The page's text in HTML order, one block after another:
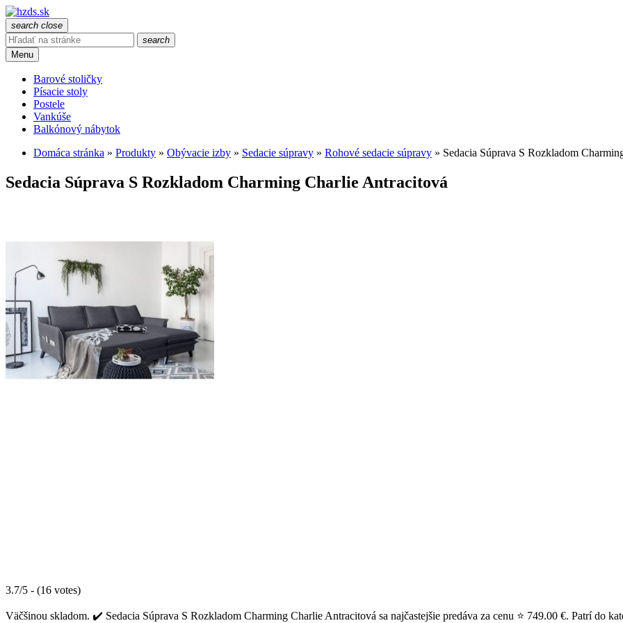
search close
search
Menu
Barové stoličky
Písacie stoly
Postele
Vankúše
Balkónový nábytok
Domáca stránka » Produkty » Obývacie izby » Sedacie súpravy » Rohové sedacie súpravy » Sedacia Súprava S Rozkladom
Sedacia Súprava S Rozkladom Charming Charlie Antracitová
3.7/5 - (16 votes)
Väčšinou skladom. ✔️ Sedacia Súprava S Rozkladom Charming Charlie Antracitová sa najčastejšie predáva za cenu ⭐ 749.00 €. Patrí do